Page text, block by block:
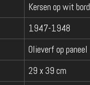
Kersen op wit bord
1947-1948
Olieverf op paneel
29 x 39 cm